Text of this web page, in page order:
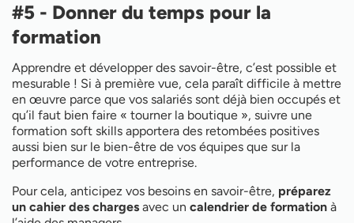
#5 - Donner du temps pour la
formation
Apprendre et développer des savoir-être, c’est possible et
mesurable ! Si à première vue, cela paraît difficile à mettre
en œuvre parce que vos salariés sont déjà bien occupés et
qu’il faut bien faire « tourner la boutique », suivre une
formation soft skills apportera des retombées positives
aussi bien sur le bien-être de vos équipes que sur la
performance de votre entreprise.
Pour cela, anticipez vos besoins en savoir-être, préparez
un cahier des charges avec un calendrier de formation à